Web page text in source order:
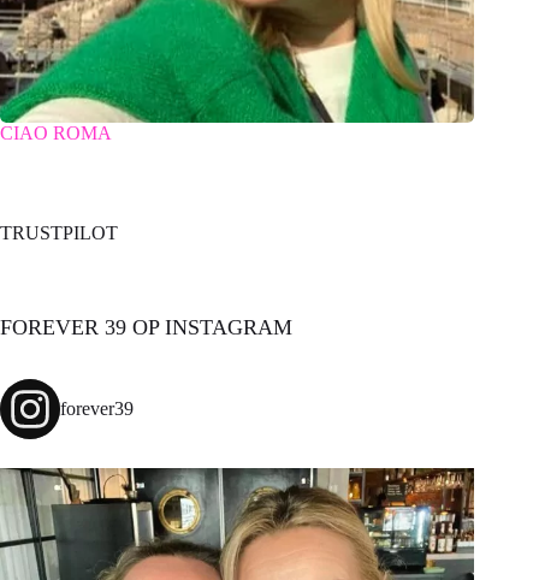
CIAO ROMA
TRUSTPILOT
FOREVER 39 OP INSTAGRAM
forever39